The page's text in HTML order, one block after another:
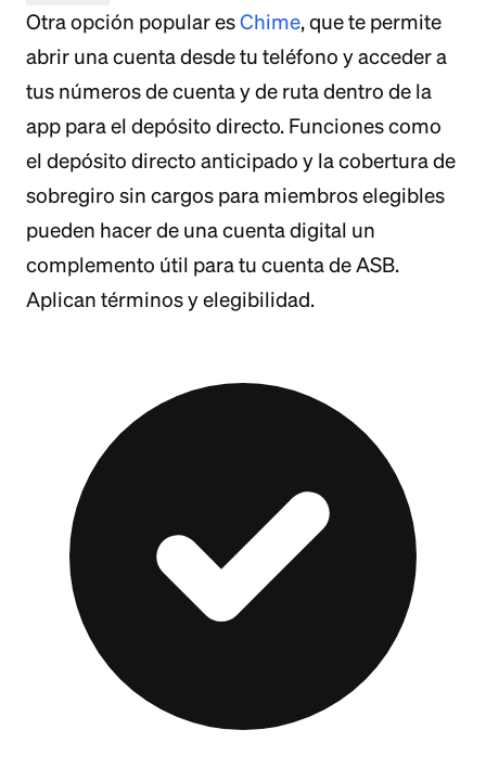
Otra opción popular esChime, que te permite
abrir una cuenta desde tu teléfono y acceder a
tus números de cuenta y de ruta dentro de la
app para el depósito directo. Funciones como
el depósito directo anticipado y la cobertura de
sobregiro sin cargos para miembros elegibles
pueden hacer de una cuenta digital un
complemento útil para tu cuenta de ASB.
Aplican términos y elegibilidad.